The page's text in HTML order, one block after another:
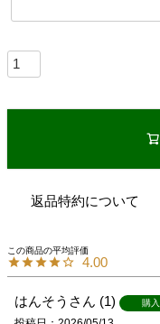
返品特約について
4.00
はんそう 1 購